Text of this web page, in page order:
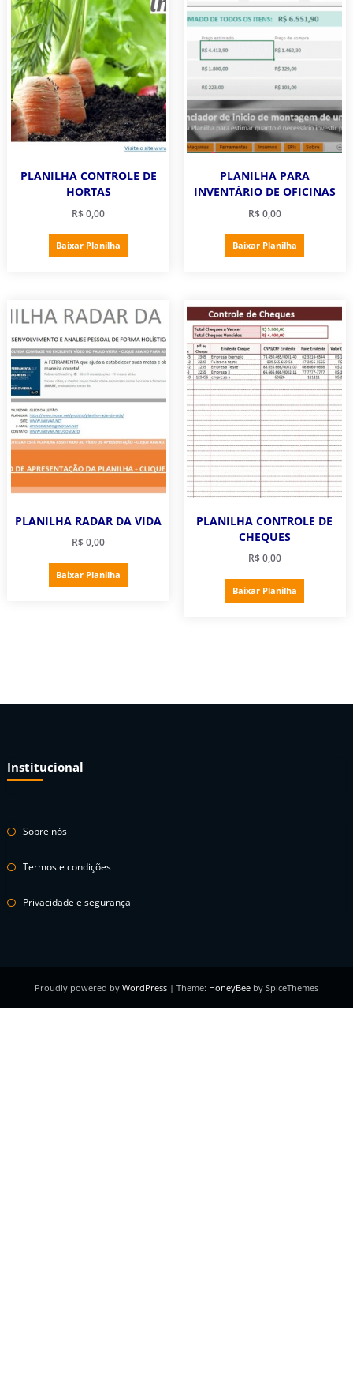
PLANILHA CONTROLE DE
HORTAS
R$ 0,00
Baixar Planilha
PLANILHA PARA
INVENTÁRIO DE OFICINAS
R$ 0,00
Baixar Planilha
PLANILHA RADAR DA VIDA
R$ 0,00
Baixar Planilha
PLANILHA CONTROLE DE
CHEQUES
R$ 0,00
Baixar Planilha
Institucional
Sobre nós
Termos e condições
Privacidade e segurança
Proudly powered by WordPress | Theme: HoneyBee by SpiceThemes